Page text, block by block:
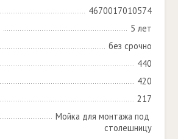
4670017010574
5 лет
без срочно
440
420
217
Мойка для монтажа под
столешницу